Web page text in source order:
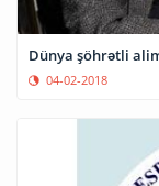
Dünya şöhrətli
04-02-2018